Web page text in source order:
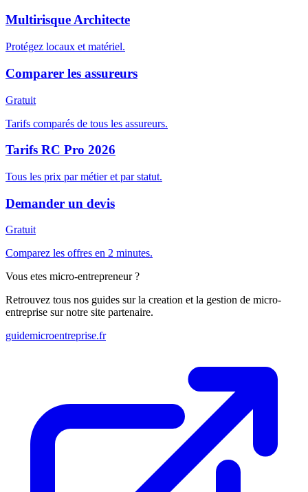
Multirisque Architecte
Protégez locaux et matériel.
Comparer les assureurs
Gratuit
Tarifs comparés de tous les assureurs.
Tarifs RC Pro 2026
Tous les prix par métier et par statut.
Demander un devis
Gratuit
Comparez les offres en 2 minutes.
Vous etes micro-entrepreneur ?
Retrouvez tous nos guides sur la creation et la gestion de micro-
entreprise sur notre site partenaire.
guidemicroentreprise.fr